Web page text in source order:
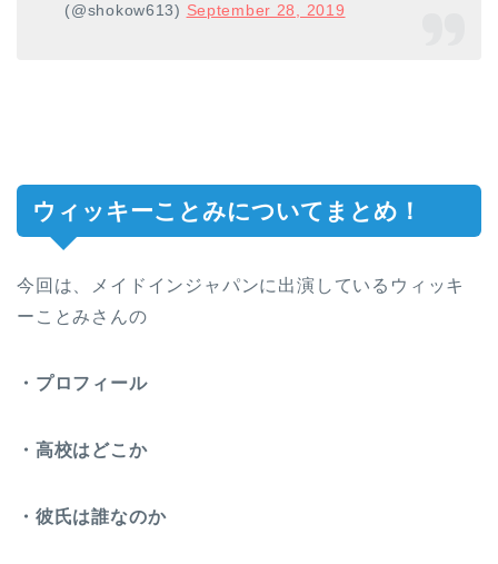
(@shokow613) September 28, 2019
ウィッキーことみについてまとめ！
今回は、メイドインジャパンに出演しているウィッキ
ーことみさんの
・プロフィール
・高校はどこか
・彼氏は誰なのか